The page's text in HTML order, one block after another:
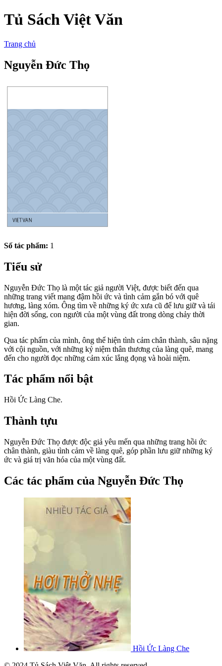
Tủ Sách Việt Văn
Trang chủ
Nguyễn Đức Thọ
Số tác phẩm: 1
Tiểu sử
Nguyễn Đức Thọ là một tác giả người Việt, được biết đến qua
những trang viết mang đậm hồi ức và tình cảm gắn bó với quê
hương, làng xóm. Ông tìm về những ký ức xưa cũ để lưu giữ và tái
hiện đời sống, con người của một vùng đất trong dòng chảy thời
gian.
Qua tác phẩm của mình, ông thể hiện tình cảm chân thành, sâu nặng
với cội nguồn, với những kỷ niệm thân thương của làng quê, mang
đến cho người đọc những cảm xúc lắng đọng và hoài niệm.
Tác phẩm nổi bật
Hồi Ức Làng Che.
Thành tựu
Nguyễn Đức Thọ được độc giả yêu mến qua những trang hồi ức
chân thành, giàu tình cảm về làng quê, góp phần lưu giữ những ký
ức và giá trị văn hóa của một vùng đất.
Các tác phẩm của Nguyễn Đức Thọ
Hồi Ức Làng Che